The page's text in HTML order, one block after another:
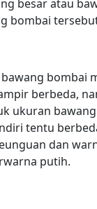
besar atau
bombai
bombai
berbeda,
ukuran
tentu
dan
putih.